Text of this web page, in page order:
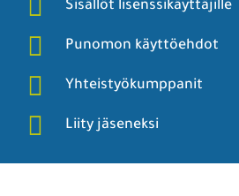
Sisällöt lisenssikäyttäjille
Punomon käyttöehdot
Yhteistyökumppanit
Liity jäseneksi